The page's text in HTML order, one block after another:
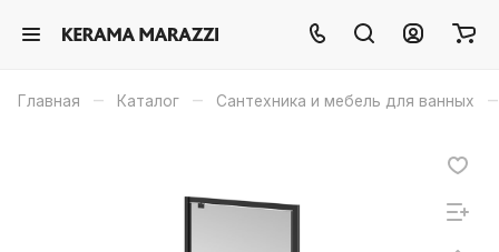
Главная – Каталог – Сантехника и мебель для ванных –